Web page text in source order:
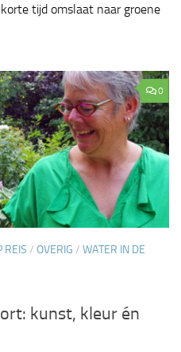
tijd omslaat naar groene
0
REIS / OVERIG / WATER IN DE
kunst, kleur én